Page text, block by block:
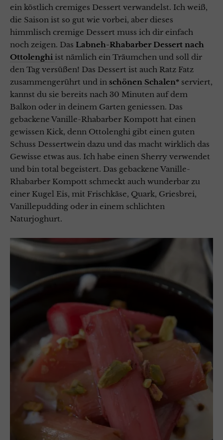
ein köstlich cremiges Dessert verwandelst. Ich weiß,
die Saison ist so gut wie vorbei, aber dieses
himmlisch cremige Dessert muss ich dir einfach
noch zeigen. Das Labneh-Rhabarber Dessert nach
Ottolenghi ist nämlich ein Träumchen und soll dir
den Tag versüßen! Das Dessert ist auch Ratz Fatz
zusammengerührt und in schönen Schalen* serviert,
kannst du sie bereits nach 30 Minuten auf dem
Balkon oder in deinem Garten geniessen. Das
gebackene Vanille-Rhabarber Kompott hat einen
gewissen Kick, denn Ottolenghi gibt einen guten
Schuss Dessertwein dazu und das macht wirklich das
Gewisse etwas aus. Ich habe einen Sherry verwendet
und bin total begeistert. Das gebackene Vanille-
Rhabarber Kompott schmeckt auch wunderbar zu
einer Kugel Eis, mit Frischkäse, Quark, Griesbrei,
Vanillepudding oder in einem schlichten
Naturjoghurt.